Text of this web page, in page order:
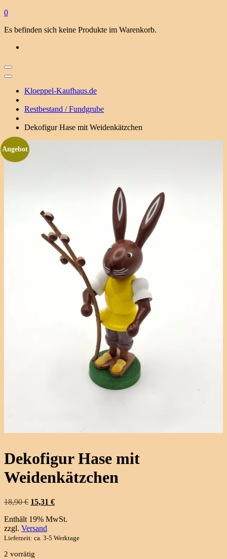
0
Es befinden sich keine Produkte im Warenkorb.
Kloeppel-Kaufhaus.de
Restbestand / Fundgrube
Dekofigur Hase mit Weidenkätzchen
Angebot
Dekofigur Hase mit
Weidenkätzchen
18,90€ Ursprünglicher
war:
18,90 €
15,31 €Aktueller
ist:
Enthält 19% MwSt.
zzgl. Versand
Lieferzeit: ca. 3-5 Werktage
2 vorrätig